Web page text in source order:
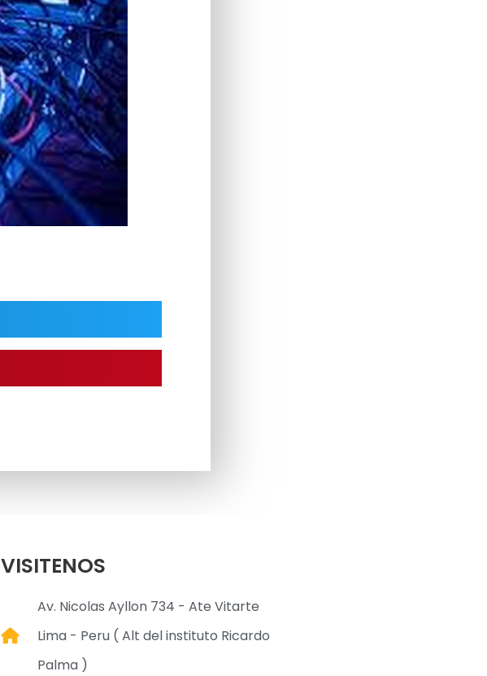
VISITENOS
Av. Nicolas Ayllon 734 - Ate Vitarte
Lima - Peru ( Alt del instituto Ricardo
Palma )